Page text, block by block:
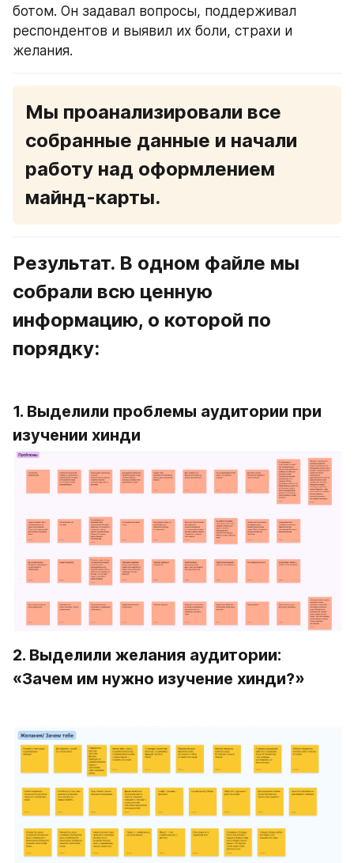
ботом. Он задавал вопросы, поддерживал
респондентов и выявил их боли, страхи и
желания.
Мы проанализировали все
собранные данные и начали
работу над оформлением
майнд-карты.
Результат. В одном файле мы
собрали всю ценную
информацию, о которой по
порядку:
1. Выделили проблемы аудитории при
изучении хинди
2. Выделили желания аудитории:
«Зачем им нужно изучение хинди?»